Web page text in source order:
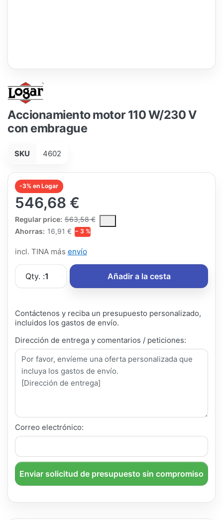
Accionamiento motor 110 W/230 V
con embrague
SKU 4602
-3% en Logar
546,68 €
Regular price: 563,58 €
The Regular Price is the median selling price paid by
Ahorras: 16,91 € − 3 %
incl. TINA más envío
Qty. :1 Añadir a la cesta
Contáctenos y reciba un presupuesto personalizado,
incluidos los gastos de envío.
Dirección de entrega y comentarios / peticiones:
Correo electrónico:
Enviar solicitud de presupuesto sin compromiso